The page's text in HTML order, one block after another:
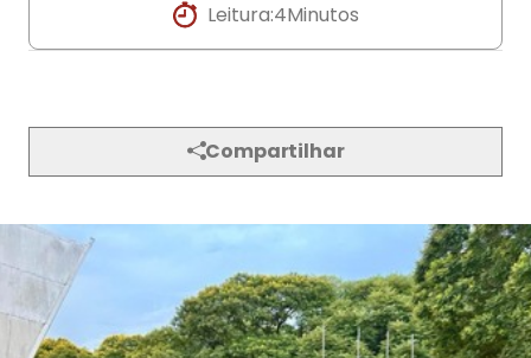
Leitura:4Minutos
Compartilhar